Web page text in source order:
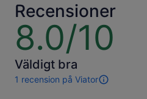
ett
lägre
pris
när
du
väljer
flera
Recensioner
8.0/10
8.0
av
10
Väldigt bra
1 recension på Viator
1